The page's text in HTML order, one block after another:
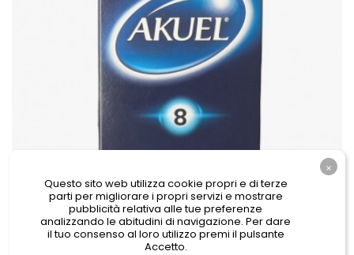
Questo sito web utilizza cookie propri e di terze
parti per migliorare i propri servizi e mostrare
pubblicità relativa alle tue preferenze
analizzando le abitudini di navigazione. Per dare
il tuo consenso al loro utilizzo premi il pulsante
Accetto.